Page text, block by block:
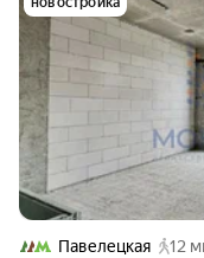
Павелецкая
12